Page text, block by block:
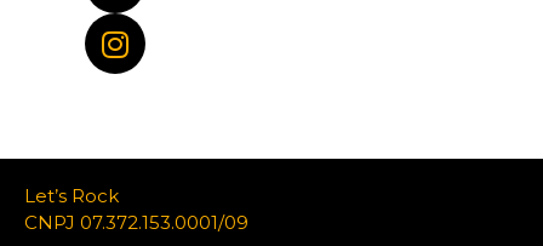
Let’s Rock
CNPJ 07.372.153.0001/09